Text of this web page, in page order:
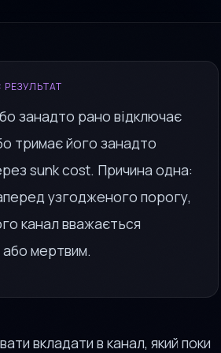
занадто рано відключає
тримає його занадто
sunk cost. Причина одна:
узгодженого порогу,
канал вважається
мертвим.
вкладати в канал, який поки